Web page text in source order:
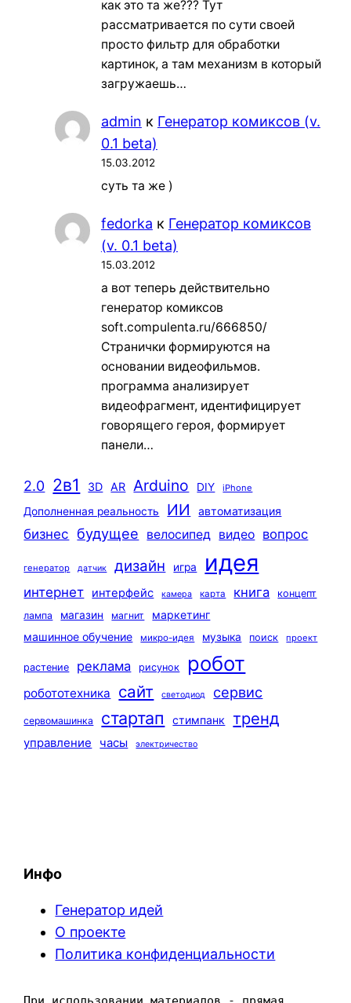
как это та же??? Тут
рассматривается по сути своей
просто фильтр для обработки
картинок, а там механизм в который
загружаешь…
admin к Генератор комиксов (v.
0.1 beta)
15.03.2012
суть та же )
fedorka к Генератор комиксов
(v. 0.1 beta)
15.03.2012
а вот теперь действительно
генератор комиксов
soft.compulenta.ru/666850/
Странички формируются на
основании видеофильмов.
программа анализирует
видеофрагмент, идентифицирует
говорящего героя, формирует
панели…
2.0 2в1 3D AR Arduino DIY iPhone
Дополненная реальность ИИ автоматизация
бизнес будущее велосипед видео вопрос
генератор датчик дизайн игра идея
интернет интерфейс камера карта книга
концепт
лампа
магазин магнит
маркетинг
машинное обучение
микро-идея музыка поиск проект
растение реклама рисунок робот
робототехника сайт светодиод сервис
сервомашинка стартап стимпанк тренд
управление часы электричество
Инфо
Генератор идей
О проекте
Политика конфиденциальности